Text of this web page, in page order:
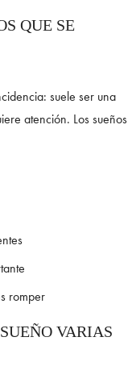
QUE SE
suele ser una
atención. Los sueños
romper
VARIAS